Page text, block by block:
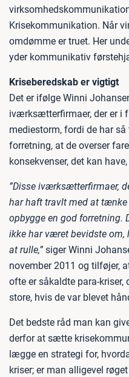
Krisekommunikation. Når
omdømme er truet. Her
yder kommunikativ
Kriseberedskab er vigtigt
Det er ifølge Winni
iværksætterfirmaer, der er i
mediestorm, fordi de har
forretning, at de overser
konsekvenser, det kan
”Disse iværksætterfirmaer,
har haft travlt med at
opbygge en god forretning.
ikke har været bevidste om,
at rulle,” siger Winni
november 2011 og tilføjer,
ofte er såkaldte para-kriser,
store, hvis de var blevet
Det bedste råd man kan
derfor at sætte
lægge en strategi for,
kriser; er man alligevel